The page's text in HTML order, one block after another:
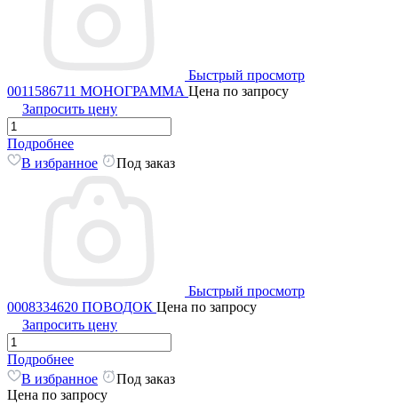
Быстрый просмотр
0011586711 МОНОГРАММА Цена по запросу
Запросить цену
Подробнее
В избранное
Под заказ
Быстрый просмотр
0008334620 ПОВОДОК Цена по запросу
Запросить цену
Подробнее
В избранное
Под заказ
Цена по запросу